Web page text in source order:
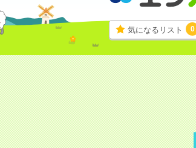
気になるリスト 0